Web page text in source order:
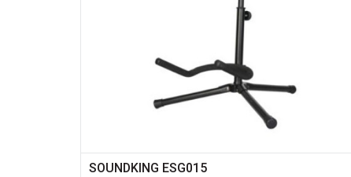
SOUNDKING ESG015